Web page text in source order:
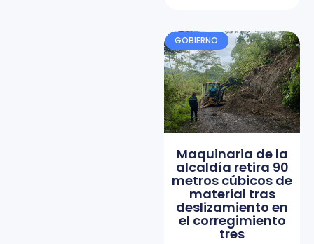
GOBIERNO
Maquinaria de la
alcaldía retira 90
metros cúbicos de
material tras
deslizamiento en
el corregimiento
tres